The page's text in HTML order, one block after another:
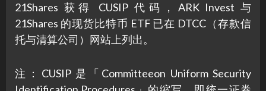
21Shares 获得 CUSIP 代码，ARK Invest 与
21Shares 的现货比特币 ETF 已在 DTCC（存款信
托与清算公司）网站上列出。
注：CUSIP 是「Committeeon Uniform Security